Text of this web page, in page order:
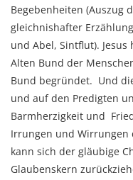
Begebenheiten (Auszug
gleichnishafter
und Abel, Sintflut).
Alten Bund der
Bund begründet. Und
und auf den Predigten
Barmherzigkeit und
Irrungen und Wirrungen
kann sich der gläubige
Glaubenskern